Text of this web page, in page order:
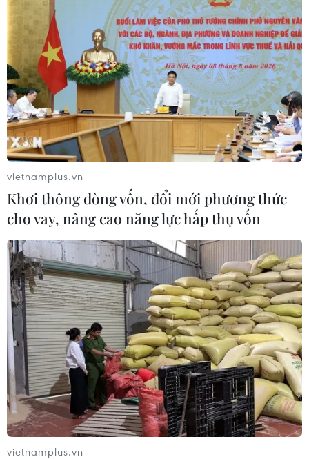
vietnamplus.vn
Khơi thông dòng vốn, đổi mới phương thức
cho vay, nâng cao năng lực hấp thụ vốn
vietnamplus.vn